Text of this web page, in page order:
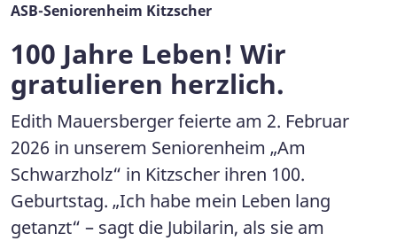
ASB-Seniorenheim Kitzscher
100 Jahre Leben! Wir
gratulieren herzlich.
Edith Mauersberger feierte am 2. Februar
2026 in unserem Seniorenheim „Am
Schwarzholz“ in Kitzscher ihren 100.
Geburtstag. „Ich habe mein Leben lang
getanzt“ – sagt die Jubilarin, als sie am